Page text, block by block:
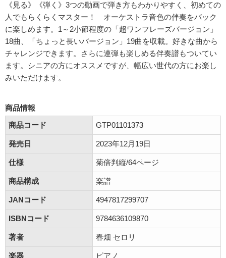
《見る》《弾く》3つの動画で弾き方もわかりやすく、初めての
人でもらくらくマスター！ オーケストラ音色の伴奏をバック
に楽しめます。1～2小節程度の「超ワンフレーズバージョン」
18曲、「ちょっと長いバージョン」19曲を収載。好きな曲から
チャレンジできます。さらに連弾も楽しめる伴奏譜もついてい
ます。シニアの方にオススメですが、幅広い世代の方にお楽し
みいただけます。
商品情報
商品コード
GTP01101373
発売日 2023年12月19日
仕様 菊倍判縦/64ページ
商品構成 楽譜
JANコード 4947817299707
ISBNコード 9784636109870
著者 春畑 セロリ
楽器 ピアノ